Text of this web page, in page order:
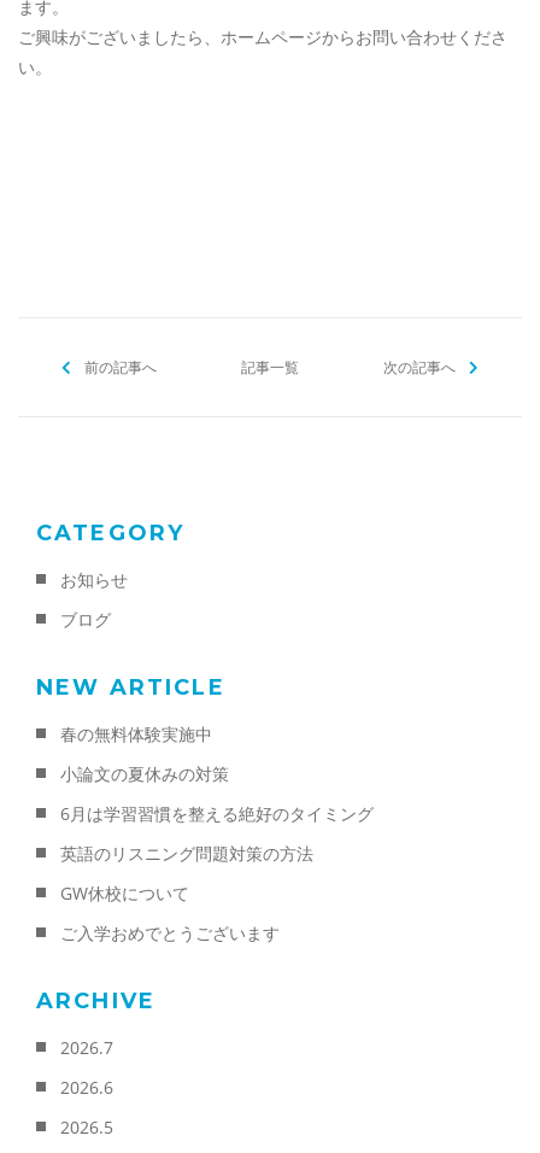
ます。
ご興味がございましたら、ホームページからお問い合わせくださ
い。
前の記事へ 記事一覧 次の記事へ
CATEGORY
お知らせ
ブログ
NEW ARTICLE
春の無料体験実施中
小論文の夏休みの対策
6月は学習習慣を整える絶好のタイミング
英語のリスニング問題対策の方法
GW休校について
ご入学おめでとうございます
ARCHIVE
2026.7
2026.6
2026.5